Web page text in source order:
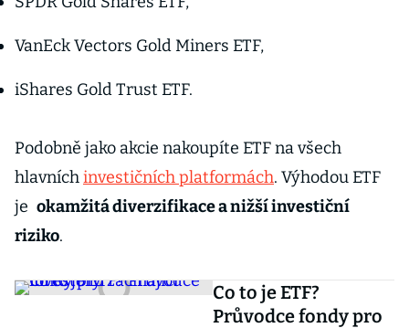
VanEck Vectors Gold Miners ETF,
iShares Gold Trust ETF.
Podobně jako akcie nakoupíte ETF na všech
hlavníchinvestičních platformách. Výhodou ETF
je okamžitá diverzifikace a nižší investiční
riziko.
Co to je ETF?
Průvodce fondy pro